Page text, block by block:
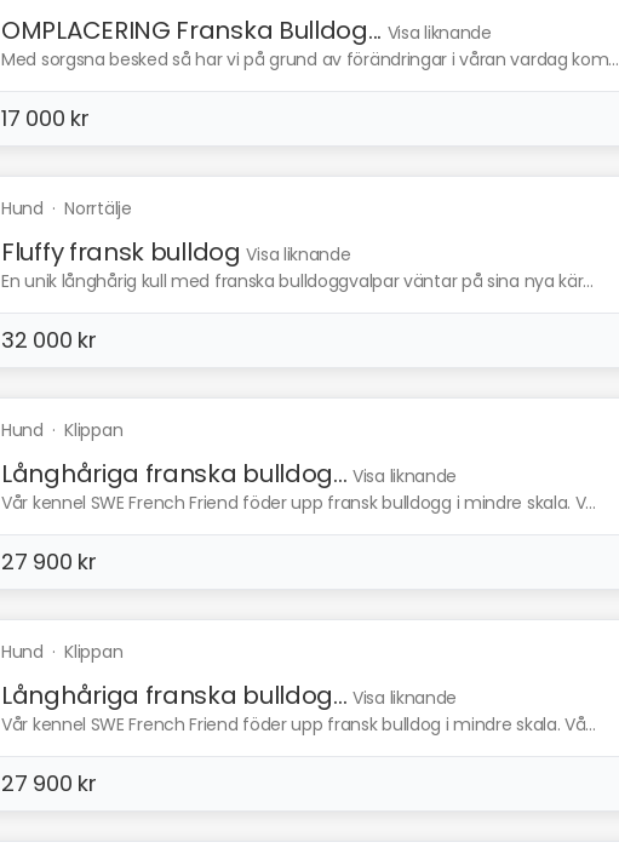
OMPLACERING Franska Bulldog... Visa liknande
Med sorgsna besked så har vi på grund av förändringar i våran vardag kom...
17 000 kr
Hund ·Norrtälje
Fluffy fransk bulldog Visa liknande
En unik långhårig kull med franska bulldoggvalpar väntar på sina nya kär...
32 000 kr
Hund ·Klippan
Långhåriga franska bulldog... Visa liknande
Vår kennel SWE French Friend föder upp fransk bulldogg i mindre skala. V...
27 900 kr
Hund ·Klippan
Långhåriga franska bulldog... Visa liknande
Vår kennel SWE French Friend föder upp fransk bulldog i mindre skala. Vå...
27 900 kr